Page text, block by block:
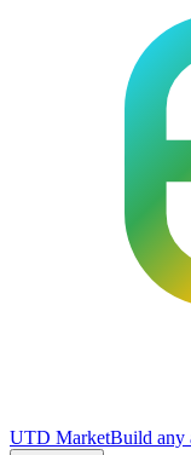
UTD MarketBuild any